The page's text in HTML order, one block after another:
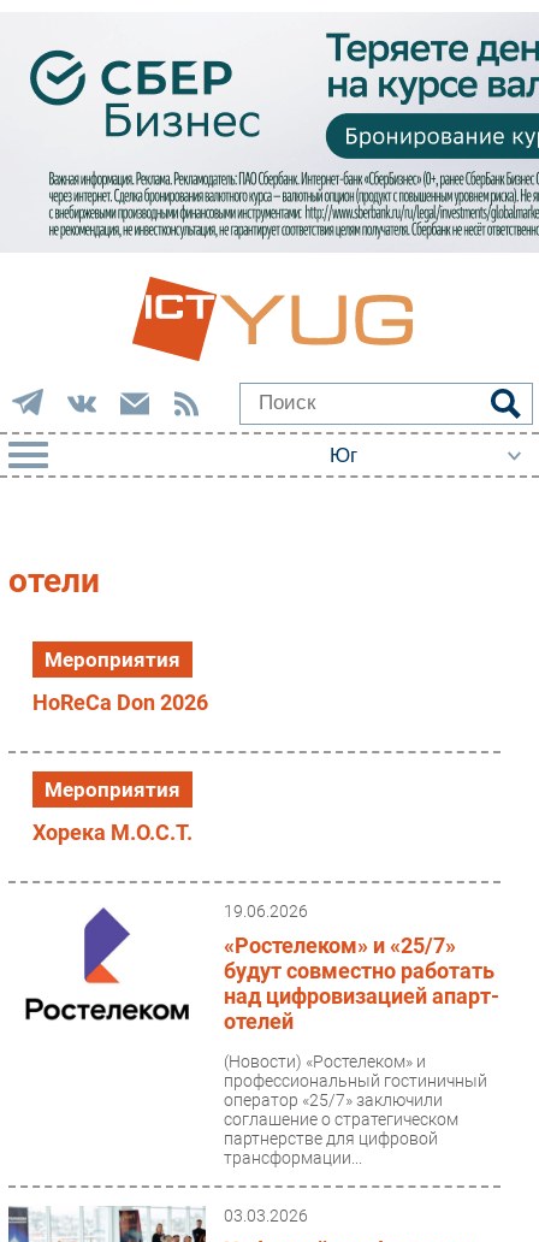
Импорто­замещение
Интернет
Мобильная связь
Фиксированная связь
Рынок ПК
Маркетинг
Торговые сети
Outsourcing
Кадры
Регулирование
Гаджеты
отели
Мероприятия
HoReCa Don 2026
Мероприятия
Хорека М.О.С.Т.
19.06.2026
«Ростелеком» и «25/7»
будут совместно работать
над цифровизацией апарт-
отелей
(Новости) «Ростелеком» и
профессиональный гостиничный
оператор «25/7» заключили
соглашение о стратегическом
партнерстве для цифровой
трансформации...
03.03.2026